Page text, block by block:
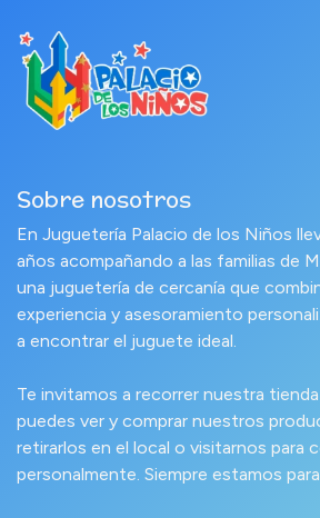
Sobre nosotros
En Juguetería Palacio de los Niños
años acompañando a las familias de
una juguetería de cercanía que
experiencia y asesoramiento
a encontrar el juguete ideal.
Te invitamos a recorrer nuestra
puedes ver y comprar nuestros
retirarlos en el local o visitarnos para
personalmente. Siempre estamos